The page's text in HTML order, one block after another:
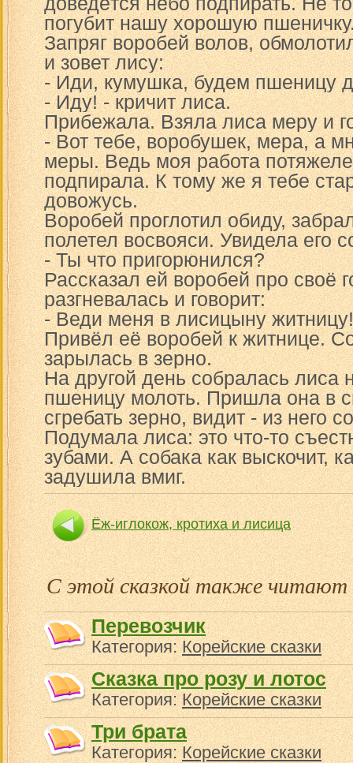
погубит нашу хорошую
Запряг воробей волов,
и зовет лису:
- Иди, кумушка, будем пшеницу
- Иду! - кричит лиса.
Прибежала. Взяла лиса меру и
- Вот тебе, воробушек, мера, а
меры. Ведь моя работа
подпирала. К тому же я тебе
довожусь.
Воробей проглотил обиду,
полетел восвояси. Увидела его
- Ты что пригорюнился?
Рассказал ей воробей про своё
разгневалась и говорит:
- Веди меня в лисицыну житницу!
Привёл её воробей к житнице.
зарылась в зерно.
На другой день собралась лиса
пшеницу молоть. Пришла она в
сгребать зерно, видит - из него
Подумала лиса: это что-то
зубами. А собака как выскочит,
задушила вмиг.
Ёж-иглокож, кротиха и лисица
С этой сказкой также читают
Перевозчик
Категория:Корейские сказки
Сказка про розу и лотос
Категория:Корейские сказки
Три брата
Категория:Корейские сказки